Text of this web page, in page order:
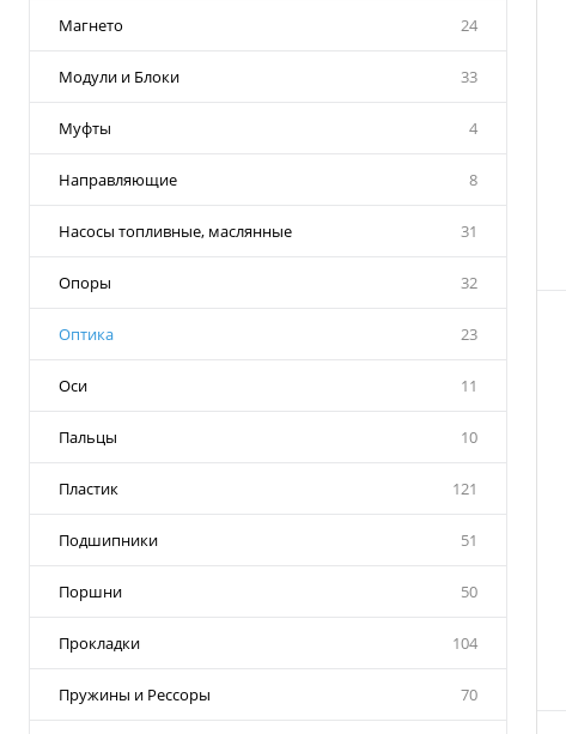
Магнето 24
Модули и Блоки 33
Муфты 4
Направляющие 8
Насосы топливные, маслянные 31
Опоры 32
Оптика 23
Оси 11
Пальцы 10
Пластик 121
Подшипники 51
Поршни 50
Прокладки 104
Пружины и Рессоры 70